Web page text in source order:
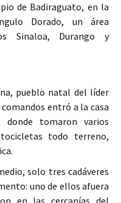
de Badiraguato, en la
Dorado, un área
Sinaloa, Durango y
pueblo natal del líder
entró a la casa
donde tomaron varios
todo terreno,
solo tres cadáveres
uno de ellos afuera
en las cercanías del